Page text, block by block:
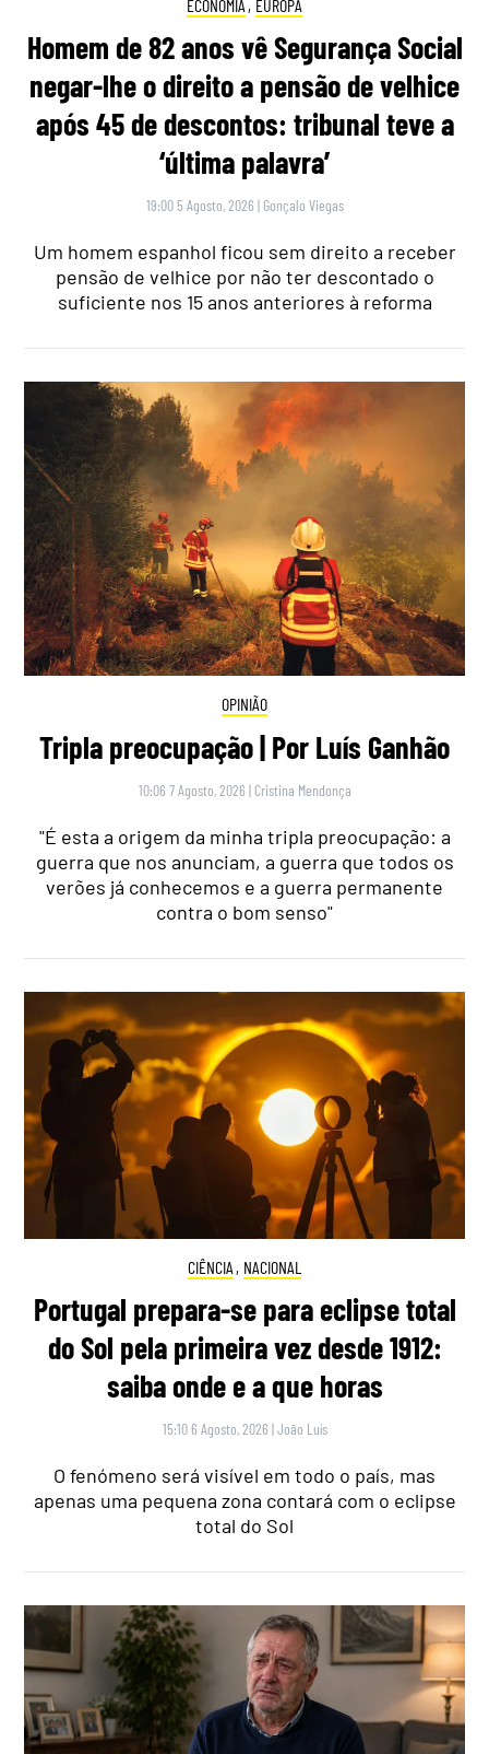
ECONOMIA , EUROPA
Homem de 82 anos vê Segurança Social
negar-lhe o direito a pensão de velhice
após 45 de descontos: tribunal teve a
‘última palavra’
19:00 5 Agosto, 2026 | Gonçalo Viegas
Um homem espanhol ficou sem direito a receber
pensão de velhice por não ter descontado o
suficiente nos 15 anos anteriores à reforma
OPINIÃO
Tripla preocupação | Por Luís Ganhão
10:06 7 Agosto, 2026 | Cristina Mendonça
"É esta a origem da minha tripla preocupação: a
guerra que nos anunciam, a guerra que todos os
verões já conhecemos e a guerra permanente
contra o bom senso"
CIÊNCIA , NACIONAL
Portugal prepara-se para eclipse total
do Sol pela primeira vez desde 1912:
saiba onde e a que horas
15:10 6 Agosto, 2026 |João Luís
O fenómeno será visível em todo o país, mas
apenas uma pequena zona contará com o eclipse
total do Sol